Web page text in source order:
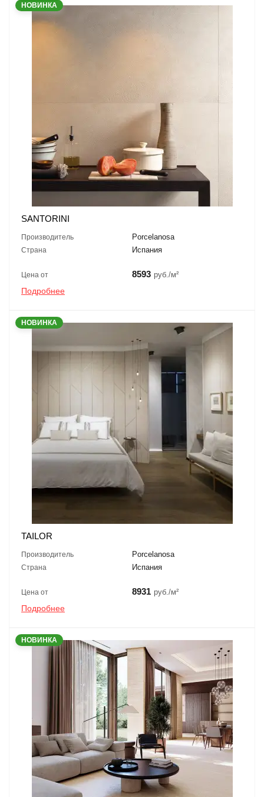
НОВИНКА
SANTORINI
Производитель Porcelanosa
Страна Испания
Цена от 8593 руб./м²
Подробнее
НОВИНКА
TAILOR
Производитель Porcelanosa
Страна Испания
Цена от 8931 руб./м²
Подробнее
НОВИНКА